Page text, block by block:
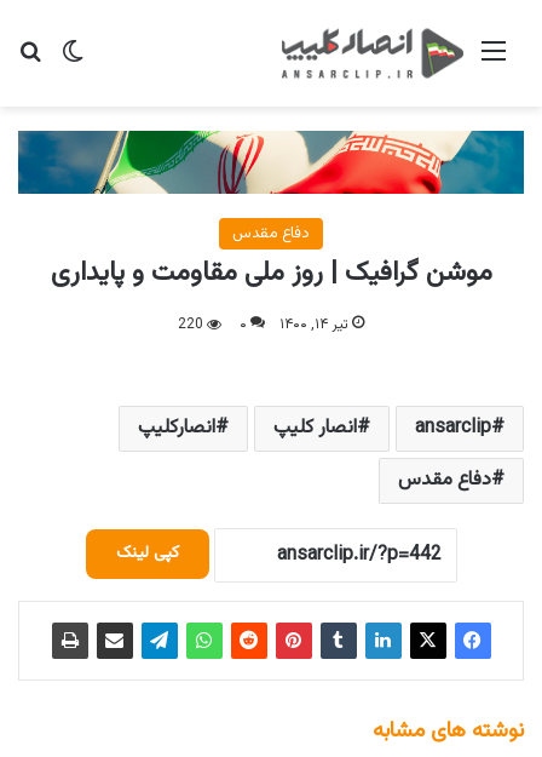
تغییر منو
دفاع مقدس
موشن گرافیک | روز ملی مقاومت و پایداری
تیر ۱۴, ۱۴۰۰ ۰ 220
ansarclip انصار کلیپ
انصارکلیپ
دفاع مقدس
کپی لینک
نوشته های مشابه